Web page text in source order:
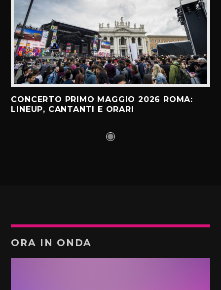
CONCERTO PRIMO MAGGIO 2026 ROMA:
LINEUP, CANTANTI E ORARI
ORA IN ONDA